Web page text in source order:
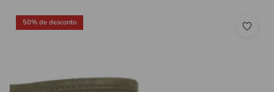
50% de desconto